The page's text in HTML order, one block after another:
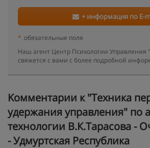
+ информация по E-
* обязательные поля
Наш агент Центр Психологии Управления
свяжется с вами с более подробной
Kомментарии к "Техника
удержания управления" по
технологии В.К.Тарасова -
- Удмуртская Республика